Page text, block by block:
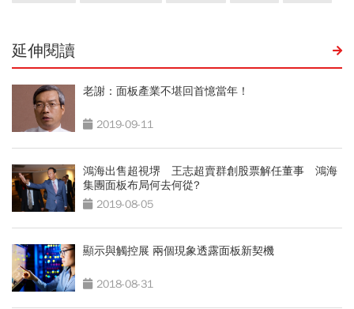
延伸閱讀
老謝：面板產業不堪回首憶當年！
2019-09-11
鴻海出售超視堺 王志超賣群創股票解任董事 鴻海
集團面板布局何去何從?
2019-08-05
顯示與觸控展 兩個現象透露面板新契機
2018-08-31